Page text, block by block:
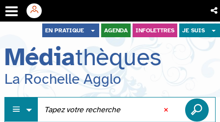
menu
contenu
recherche
EN PRATIQUE AGENDA INFOLETTRES JE SUIS
Médiathèques
La Rochelle Agglo